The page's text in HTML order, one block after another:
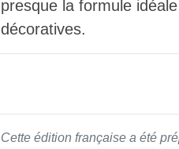
presque la formule
décoratives.
Cette édition française a été